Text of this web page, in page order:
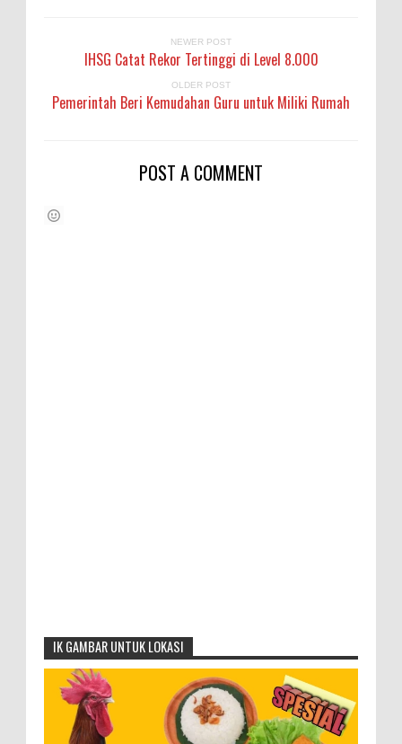
NEWER POST
IHSG Catat Rekor Tertinggi di Level 8.000
OLDER POST
Pemerintah Beri Kemudahan Guru untuk Miliki Rumah
POST A COMMENT
IK GAMBAR UNTUK LOKASI